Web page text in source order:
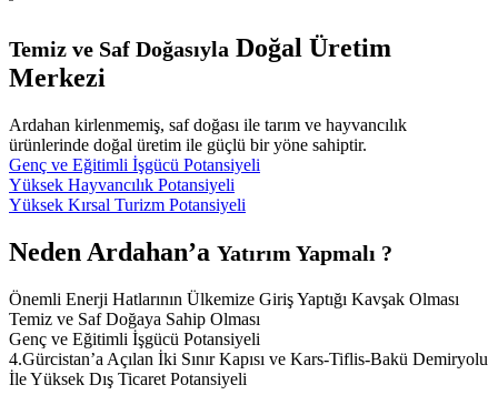
Temiz ve Saf Doğasıyla Doğal Üretim
Merkezi
Ardahan kirlenmemiş, saf doğası ile tarım ve hayvancılık
ürünlerinde doğal üretim ile güçlü bir yöne sahiptir.
Genç ve Eğitimli İşgücü Potansiyeli
Yüksek Hayvancılık Potansiyeli
Yüksek Kırsal Turizm Potansiyeli
Neden Ardahan’a Yatırım Yapmalı ?
Önemli Enerji Hatlarının Ülkemize Giriş Yaptığı Kavşak Olması
Temiz ve Saf Doğaya Sahip Olması
Genç ve Eğitimli İşgücü Potansiyeli
4.Gürcistan’a Açılan İki Sınır Kapısı ve Kars-Tiflis-Bakü Demiryolu
İle Yüksek Dış Ticaret Potansiyeli